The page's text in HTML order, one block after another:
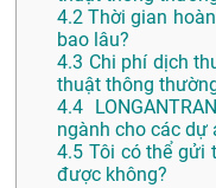
4.2 Thời gian
bao lâu?
4.3 Chi phí dịch
thuật thông
4.4
ngành cho các dự
4.5 Tôi có thể gửi
được không?